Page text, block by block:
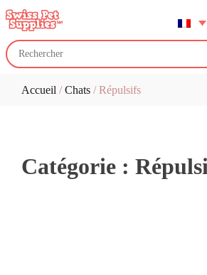
Accueil /Chats / Répulsifs
Catégorie :